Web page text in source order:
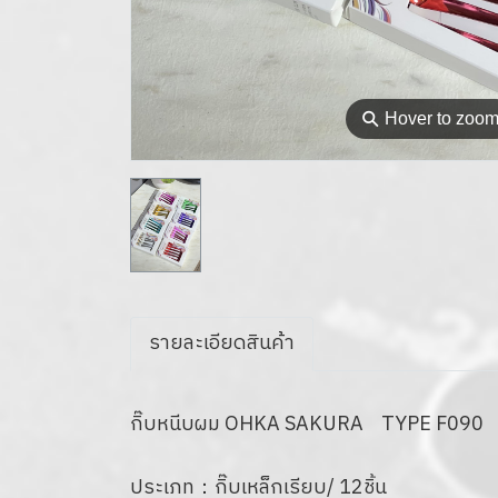
⚲ Hover to zoom
รายละเอียดสินค้า
กิ๊บหนีบผม OHKA SAKURA TYPE F090
ประเภท：กิ๊บเหล็กเรียบ/ 12ชิ้น